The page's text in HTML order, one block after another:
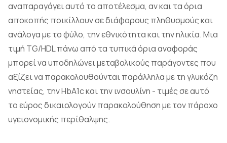
αναπαραγάγει αυτό το αποτέλεσμα, αν και τα όρια
αποκοπής ποικίλλουν σε διάφορους πληθυσμούς και
ανάλογα με το φύλο, την εθνικότητα και την ηλικία. Μια
τιμή TG/HDL πάνω από τα τυπικά όρια αναφοράς
μπορεί να υποδηλώνει μεταβολικούς παράγοντες που
αξίζει να παρακολουθούνται παράλληλα με τη γλυκόζη
νηστείας, την HbA1c και την ινσουλίνη - τιμές σε αυτό
το εύρος δικαιολογούν παρακολούθηση με τον πάροχο
υγειονομικής περίθαλψης.